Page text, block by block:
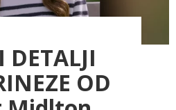
DETALJI
OD